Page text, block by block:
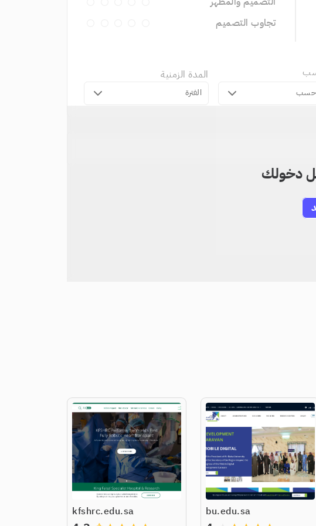
تجاوب التصميم
حسب
المدة الزمنية
الفترة
دخولك
bu.edu.sa
kfshrc.edu.sa